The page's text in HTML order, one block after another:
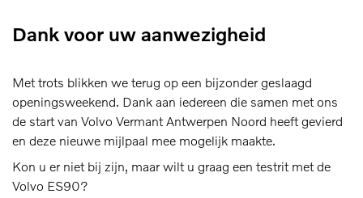
Dank voor uw aanwezigheid
Met trots blikken we terug op een bijzonder geslaagd
openingsweekend. Dank aan iedereen die samen met ons
de start van Volvo Vermant Antwerpen Noord heeft gevierd
en deze nieuwe mijlpaal mee mogelijk maakte.
Kon u er niet bij zijn, maar wilt u graag een testrit met de
Volvo ES90?